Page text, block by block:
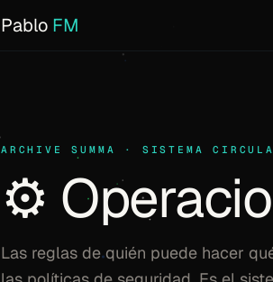
Pablo FM
ARCHIVE SUMMA · SISTEMA
⚙️
Las reglas de quién puede hacer